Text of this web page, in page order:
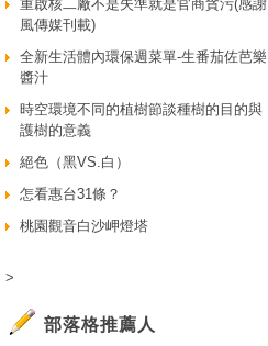
重啟核二廠不是失準就是官商貪污(感謝
風傳媒刊載)
全新生活體內環保週菜單-生番茄佐芭樂
醬汁
時空環境不同的植樹節談種樹的目的與
護樹的意義
絕色（黑VS.白）
怎看惠台31條？
桃園觀音白沙岬燈塔
>
部落格推薦人